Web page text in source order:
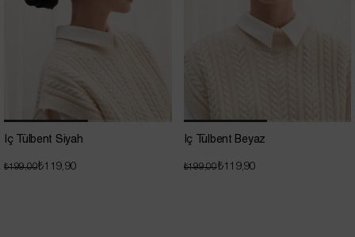
İç Tülbent Siyah
₺119,90
₺199,00
İç Tülbent Beyaz
₺119,90
₺199,00